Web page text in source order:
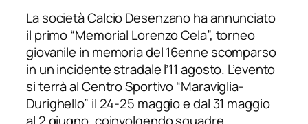
La società Calcio Desenzano ha annunciato
il primo “Memorial Lorenzo Cela”, torneo
giovanile in memoria del 16enne scomparso
in un incidente stradale l’11 agosto. L’evento
si terrà al Centro Sportivo “Maraviglia-
Durighello” il 24-25 maggio e dal 31 maggio